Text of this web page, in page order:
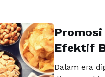
Efektif
Dalam era